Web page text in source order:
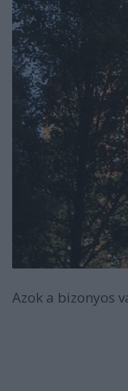
Azok a bizonyos